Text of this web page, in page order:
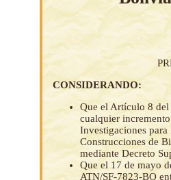
CONSIDERANDO:
Que el Artículo 8 del
cualquier
Investigaciones
Construcciones de
mediante Decreto
Que el 17 de mayo
ATN/SF-7823-BO